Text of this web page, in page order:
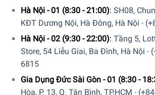
tiết và đặt mua sản phẩm. Hoặc đặt
website. Nhân viên tổng đài của Gia
GIA DỤNG ĐỨC SÀI GÒN CAM KẾT:
Giao hàng nhanh chóng toàn quốc.
Bảo hành bằng thẻ bảo hành chính
Hà Nội - 01 (8:30 - 21:00): SH08,
KĐT Dương Nội, Hà Đông, Hà Nội -
Hà Nội - 02 (9:30 - 22:00): Tầng 5,
Store, 54 Liễu Giai, Ba Đình, Hà Nội -
6815
Gia Dụng Đức Sài Gòn - 01 (8:30 -
Hòa, P. 13, Q. Tân Bình, TP.HCM -